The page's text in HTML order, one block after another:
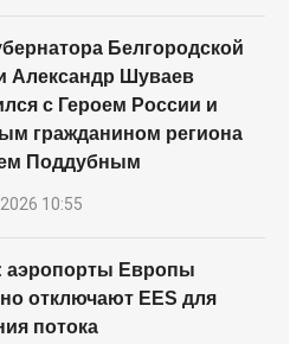
Белгородской
Александр Шуваев
с Героем России и
гражданином региона
Поддубным
10:55
аэропорты Европы
отключают EES для
потока